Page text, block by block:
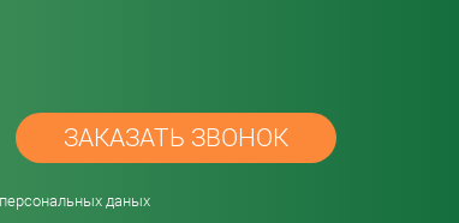
password
даных